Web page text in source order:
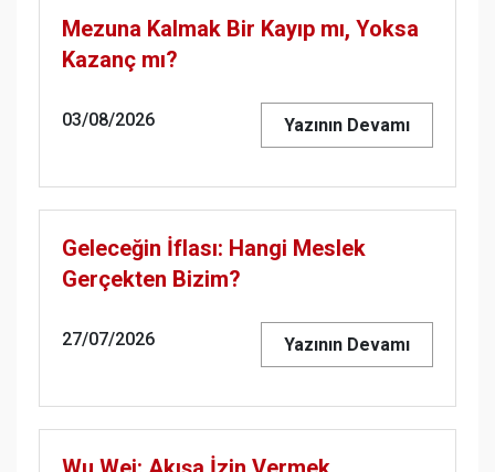
Mezuna Kalmak Bir Kayıp mı, Yoksa
Kazanç mı?
03/08/2026 Yazının Devamı
Geleceğin İflası: Hangi Meslek
Gerçekten Bizim?
27/07/2026 Yazının Devamı